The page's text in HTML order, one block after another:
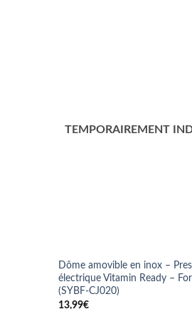
Dôme amovible en inox –
électrique Vitamin Ready –
(SYBF-CJ020)
13,99€